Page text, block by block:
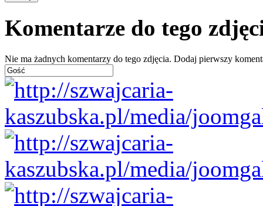
Komentarze do tego
Nie ma żadnych komentarzy do tego zdjęcia. Dodaj pierwszy